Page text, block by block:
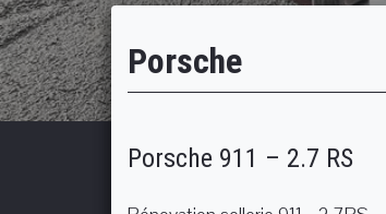
Porsche
Porsche 911 – 2.7 RS